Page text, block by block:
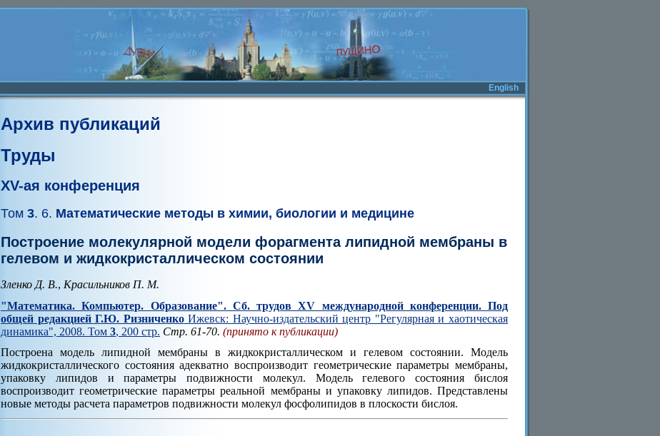
English
Архив публикаций
Труды
XV-ая конференция
Том 3. 6. Математические методы в химии, биологии и медицине
Построение молекулярной модели форагмента липидной мембраны в
гелевом и жидкокристаллическом состоянии
Зленко Д. В., Красильников П. М.
"Математика. Компьютер. Образование". Cб. трудов XV международной конференции. Под
общей редакцией Г.Ю. РизниченкоИжевск: Научно-издательский центр "Регулярная и хаотическая
динамика", 2008. Том 3, 200 стр. Стр. 61-70. (принято к публикации)
Построена модель липидной мембраны в жидкокристаллическом и гелевом состоянии. Модель
жидкокристаллического состояния адекватно воспроизводит геометрические параметры мембраны,
упаковку липидов и параметры подвижности молекул. Модель гелевого состояния бислоя
воспроизводит геометрические параметры реальной мембраны и упаковку липидов. Представлены
новые методы расчета параметров подвижности молекул фосфолипидов в плоскости бислоя.